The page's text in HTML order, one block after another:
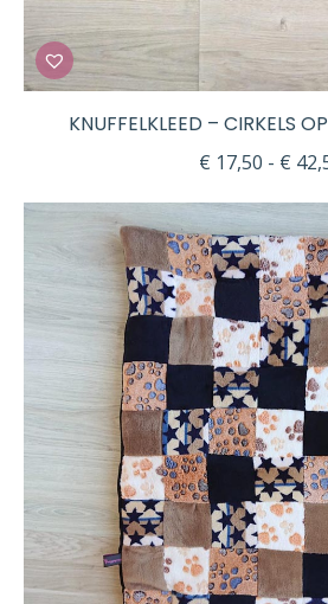
KNUFFELKLEED – CIRKELS
€ 17,50 - €